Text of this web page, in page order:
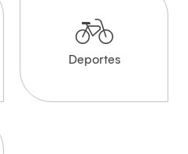
Deportes